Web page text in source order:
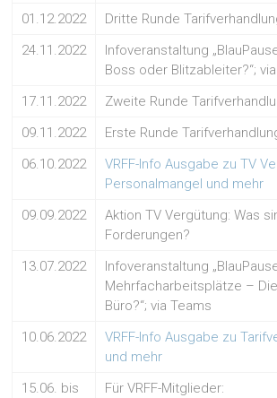
01.12.2022
Dritte Runde
24.11.2022
Infoveranstaltung
Boss oder Blitzableiter?“;
17.11.2022
Zweite Runde
09.11.2022
Erste Runde
06.10.2022
VRFF-Info Ausgabe zu TV
Personalmangel und mehr
09.09.2022
Aktion TV Vergütung: Was
Forderungen?
13.07.2022
Infoveranstaltung
Mehrfacharbeitsplätze –
Büro?“; via Teams
10.06.2022
VRFF-Info Ausgabe zu
und mehr
15.06. bis
Für VRFF-Mitglieder: